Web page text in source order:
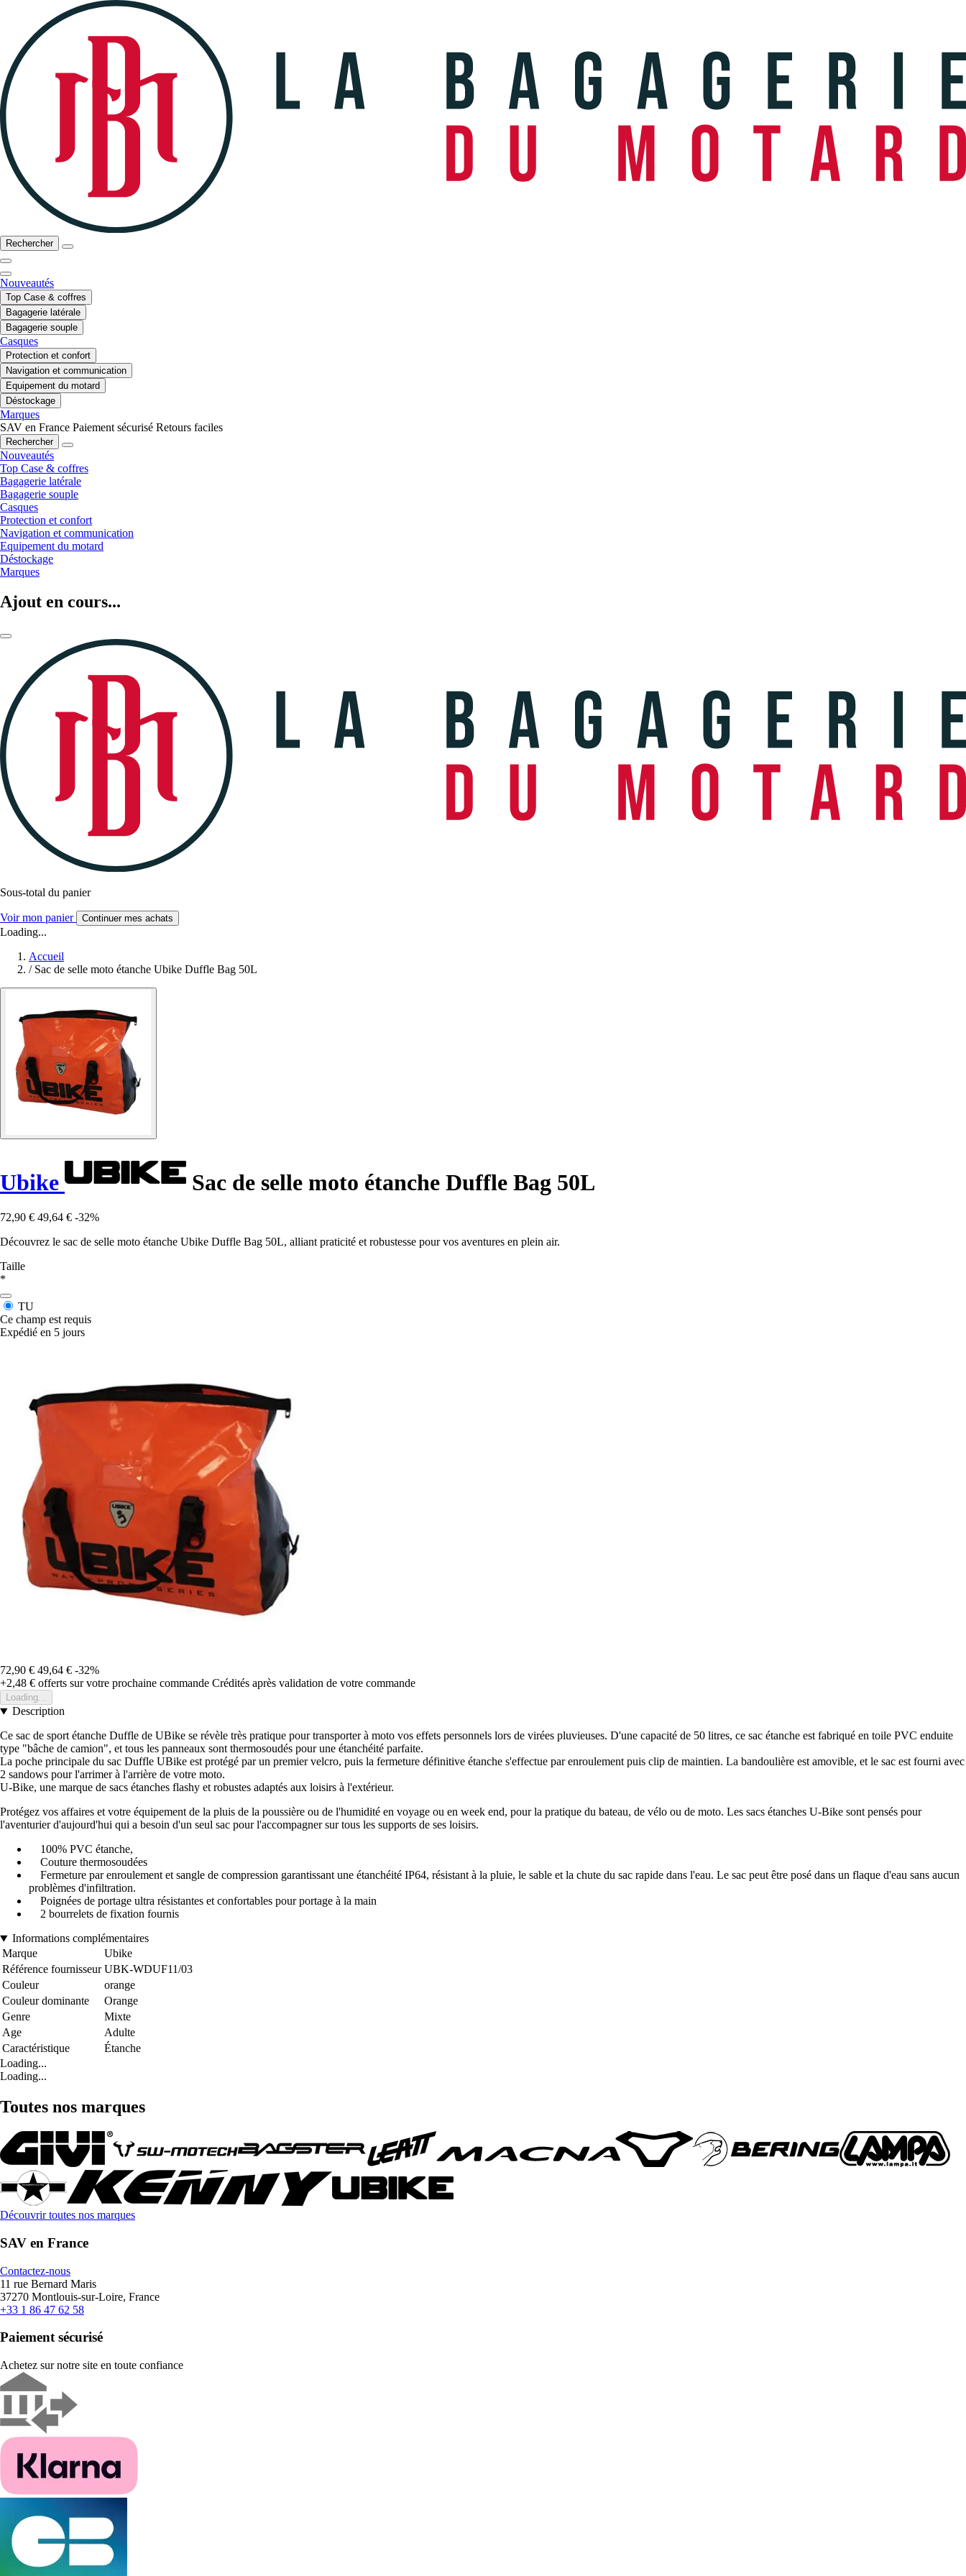
Rechercher
Nouveautés
Top Case & coffres
Bagagerie latérale
Bagagerie souple
Casques
Protection et confort
Navigation et communication
Equipement du motard
Déstockage
Marques
SAV en France Paiement sécurisé Retours faciles
Rechercher
Nouveautés
Top Case & coffres
Bagagerie latérale
Bagagerie souple
Casques
Protection et confort
Navigation et communication
Equipement du motard
Déstockage
Marques
Ajout en cours...
Sous-total du panier
Voir mon panier Continuer mes achats
Loading...
Accueil
/ Sac de selle moto étanche Ubike Duffle Bag 50L
Ubike Sac de selle moto étanche Duffle Bag 50L
72,90 € 49,64 € -32%
Découvrez le sac de selle moto étanche Ubike Duffle Bag 50L, alliant praticité et robustesse pour vos aventures en plein air.
Taille
*
TU
Ce champ est requis
Expédié en 5 jours
72,90 € 49,64 € -32%
+2,48 € offerts sur votre prochaine commande Crédités après validation de votre commande
Loading...
Description
Ce sac de sport étanche Duffle de UBike se révèle très pratique pour transporter à moto vos effets personnels lors de virées pluvieuses. D'une capacité de 50 litres, ce sac étanche est fabriqué en toile PVC enduite
type "bâche de camion", et tous les panneaux sont thermosoudés pour une étanchéité parfaite.
La poche principale du sac Duffle UBike est protégé par un premier velcro, puis la fermeture définitive étanche s'effectue par enroulement puis clip de maintien. La bandoulière est amovible, et le sac est fourni avec
2 sandows pour l'arrimer à l'arrière de votre moto.
U-Bike, une marque de sacs étanches flashy et robustes adaptés aux loisirs à l'extérieur.
Protégez vos affaires et votre équipement de la pluis de la poussière ou de l'humidité en voyage ou en week end, pour la pratique du bateau, de vélo ou de moto. Les sacs étanches U-Bike sont pensés pour
l'aventurier d'aujourd'hui qui a besoin d'un seul sac pour l'accompagner sur tous les supports de ses loisirs.
100% PVC étanche,
Couture thermosoudées
Fermeture par enroulement et sangle de compression garantissant une étanchéité IP64, résistant à la pluie, le sable et la chute du sac rapide dans l'eau. Le sac peut être posé dans un flaque d'eau sans aucun
problèmes d'infiltration.
Poignées de portage ultra résistantes et confortables pour portage à la main
2 bourrelets de fixation fournis
Informations complémentaires
Marque
Ubike
Référence fournisseur UBK-WDUF11/03
Couleur
orange
Couleur dominante
Orange
Genre
Mixte
Age
Adulte
Caractéristique
Étanche
Loading...
Loading...
Toutes nos marques
Découvrir toutes nos marques
SAV en France
Contactez-nous
11 rue Bernard Maris
37270 Montlouis-sur-Loire, France
+33 1 86 47 62 58
Paiement sécurisé
Achetez sur notre site en toute confiance